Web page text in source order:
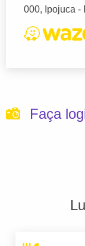
000, Ipojuca -
Faça